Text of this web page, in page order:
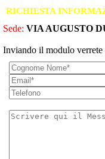
RICHIESTA
Sede: VIA AUGUSTO
Inviando il modulo verrete